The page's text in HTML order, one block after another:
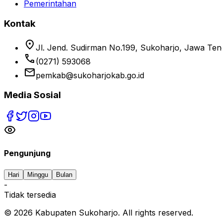
Pemerintahan
Kontak
location_on Jl. Jend. Sudirman No.199, Sukoharjo, Jawa
phone (0271) 593068
emailpemkab@sukoharjokab.go.id
Media Sosial
Pengunjung
Hari Minggu Bulan
-
Tidak tersedia
© 2026 Kabupaten Sukoharjo. All rights reserved.